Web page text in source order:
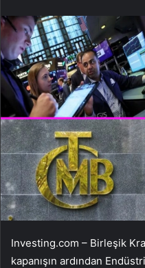
Investing.com – Birleşik
kapanışın ardından